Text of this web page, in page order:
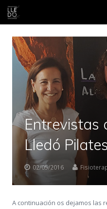
Inicio
Nosotros
Áreas
Contacto
Formación
Blog
Entrevistas
Lledó Pilates
02/05/2016
A continuación os dejamos las